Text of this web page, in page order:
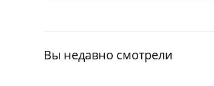
Вы недавно смотрели